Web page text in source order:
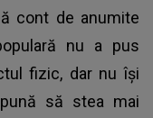
cont de anumite
nu a pus
fizic, dar nu își
să stea mai